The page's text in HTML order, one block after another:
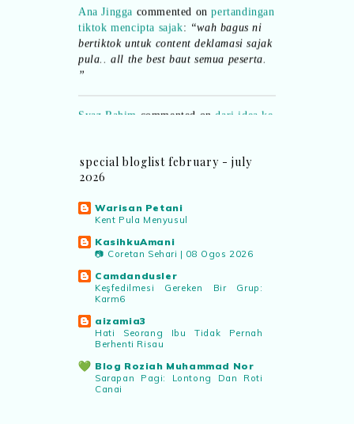
tiktok mencipta sajak:“wah bagus ni
bertiktok untuk content deklamasi sajak
pula.. all the best baut semua peserta.
”
dan teknologi digital terbaik!”
Syaz Rahim commented on
pertandingan tiktok mencipta sajak
“Menarik sungguh Pertandingan TikTok
Mencipta Sajak Kemerdekaan 2026 dari
PNM ni! Platform terbaik serlahkan
bakat puisi kebangsaan dan
patriotisme.”
Eyma Balkish commented on
pertandingan tiktok mencipta sajak
“Menarik..tapi lama tak mengarang
rasa kurang ideanya.”
special bloglist february - july
2026
Warisan Petani
Kent Pula Menyusul
KasihkuAmani
📷 Coretan Sehari | 08 Ogos 2026
Camdandusler
Keşfedilmesi Gereken Bir Grup:
Karm6
aizamia3
Hati Seorang Ibu Tidak Pernah
Berhenti Risau
Blog Roziah Muhammad Nor
Sarapan Pagi: Lontong Dan Roti
Canai